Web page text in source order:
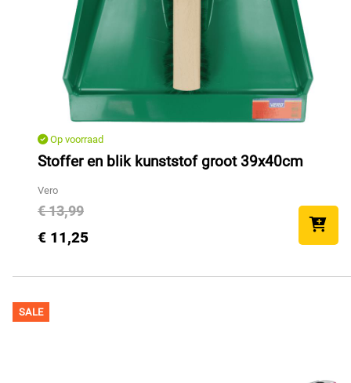
Op voorraad
Stoffer en blik kunststof groot 39x40cm
Vero
€ 13,99
€ 11,25
SALE